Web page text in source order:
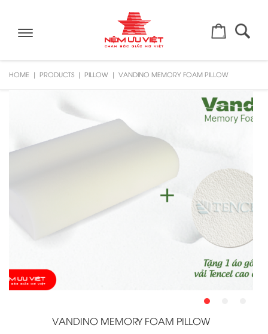
Toggle
HOME PRODUCTS PILLOW VANDINO MEMORY FOAM PILLOW
VANDINO MEMORY FOAM PILLOW